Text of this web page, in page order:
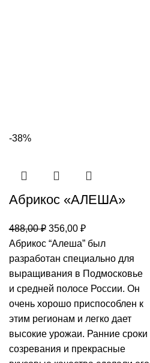
-38%
Абрикос «АЛЕША»
488,00₽ 356,00 ₽
Абрикос “Алеша” был
разработан специально для
выращивания в Подмосковье
и средней полосе России. Он
очень хорошо приспособлен к
этим регионам и легко дает
высокие урожаи. Ранние сроки
созревания и прекрасные